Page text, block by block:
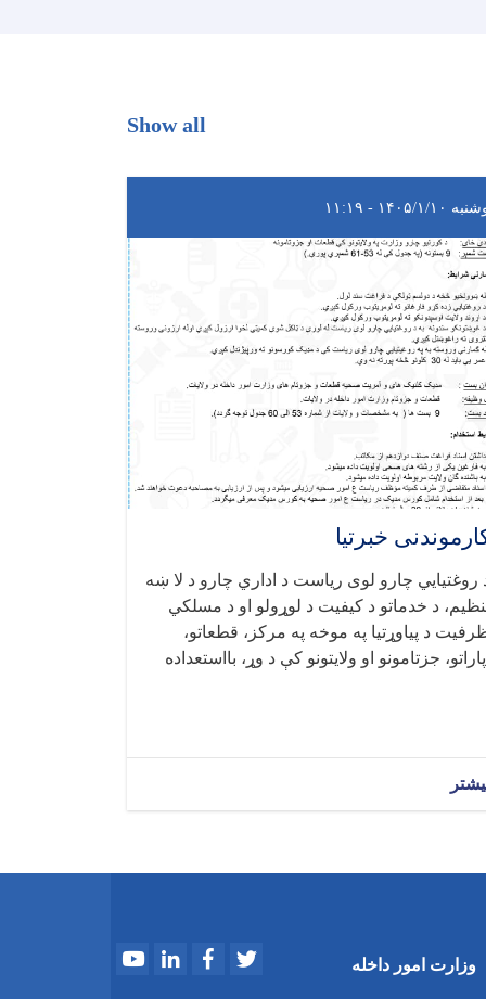
Show all
۱۴۰۵/۱/۱۰ - ۱۱:۱۹
خبرتیا
روغتيايي چارو لوی ریاست د اداري چارو د لا ښه
د خدماتو د کیفیت د لوړولو او د مسلکي
د پیاوړتیا په موخه په مرکز، قطعاتو،
جزتامونو او ولایتونو کې د وړ، بااستعداده
وزارت امور داخله
YoutubeLinkedInFacebook